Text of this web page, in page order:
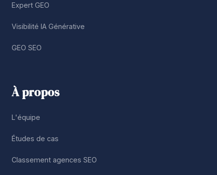
Expert GEO
Visibilité IA Générative
GEO SEO
À propos
L'équipe
Études de cas
Classement agences SEO